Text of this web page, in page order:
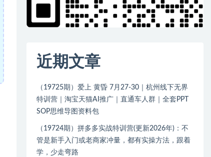
近期文章
（19725期）爱上 黄昏 7月27-30｜杭州线下无界
特训营｜淘宝天猫AI推广｜直通车人群｜全套PPT
SOP思维导图资料包
（19724期）拼多多实战特训营(更新2026年)：不
管是新手入门或老商家冲量，都有实操方法，跟着
学，少走弯路